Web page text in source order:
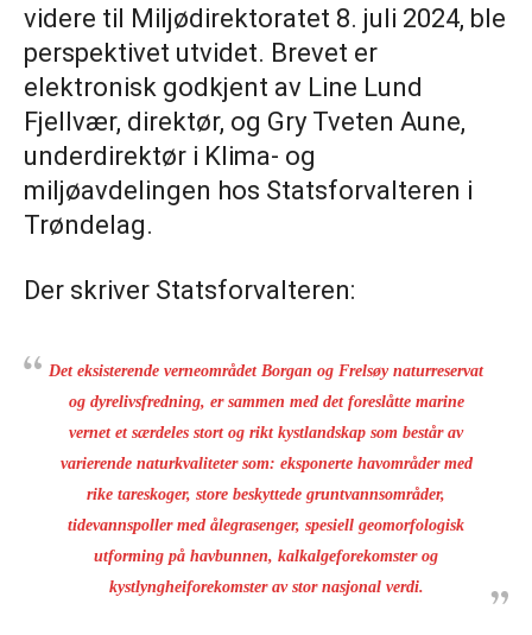
videre til Miljødirektoratet 8. juli 2024, ble
perspektivet utvidet. Brevet er
elektronisk godkjent av Line Lund
Fjellvær, direktør, og Gry Tveten Aune,
underdirektør i Klima- og
miljøavdelingen hos Statsforvalteren i
Trøndelag.
Der skriver Statsforvalteren:
Det eksisterende verneområdet Borgan og Frelsøy naturreservat
og dyrelivsfredning, er sammen med det foreslåtte marine
vernet et særdeles stort og rikt kystlandskap som består av
varierende naturkvaliteter som: eksponerte havområder med
rike tareskoger, store beskyttede gruntvannsområder,
tidevannspoller med ålegrasenger, spesiell geomorfologisk
utforming på havbunnen, kalkalgeforekomster og
kystlyngheiforekomster av stor nasjonal verdi.